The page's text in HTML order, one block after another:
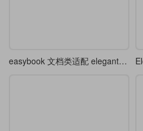
easybook 文档类适配 elegantbook 风格